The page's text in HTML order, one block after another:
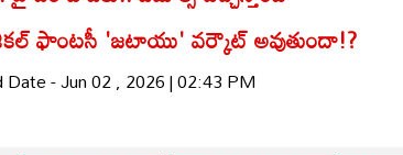
ఫాంటసీ 'జటాయు' వర్కౌట్‌ అవుతుందా!?
- Jun 02 , 2026 | 02:43 PM